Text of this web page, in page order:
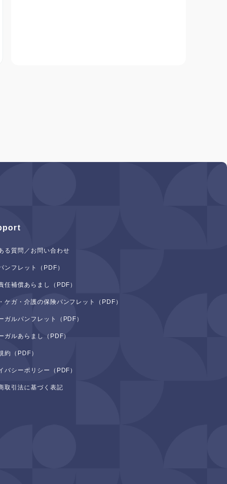
る質問／お問い合わせ
ンフレット（PDF）
任補償あらまし（PDF）
ケガ・介護の保険パンフレット（PDF）
ガルパンフレット（PDF）
ガルあらまし（PDF）
約（PDF）
バシーポリシー（PDF）
取引法に基づく表記